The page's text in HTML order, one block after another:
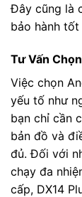
Đây cũng là
bảo hành tốt
Tư Vấn
Việc chọn
yếu tố như
bạn chỉ cần
bản đồ và
đủ. Đối với
chạy đa
cấp, DX14